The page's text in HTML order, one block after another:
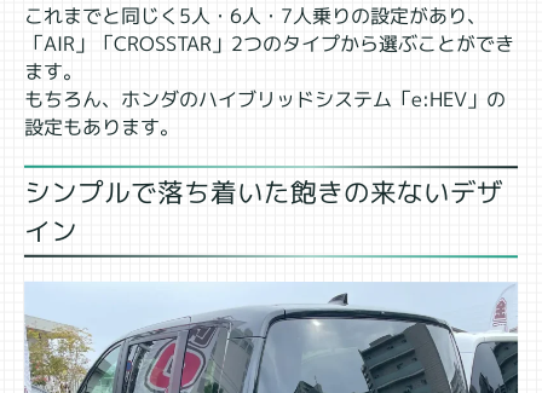
これまでと同じく5人・6人・7人乗りの設定があり、
「AIR」「CROSSTAR」2つのタイプから選ぶことができ
ます。
もちろん、ホンダのハイブリッドシステム「e:HEV」の
設定もあります。
シンプルで落ち着いた飽きの来ないデザ
イン